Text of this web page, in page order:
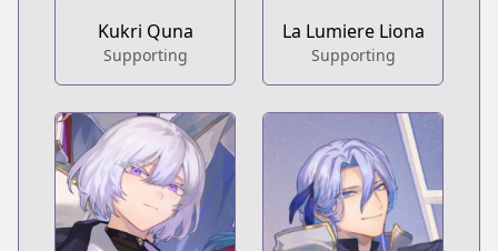
Kukri Quna
Supporting
La Lumiere Liona
Supporting